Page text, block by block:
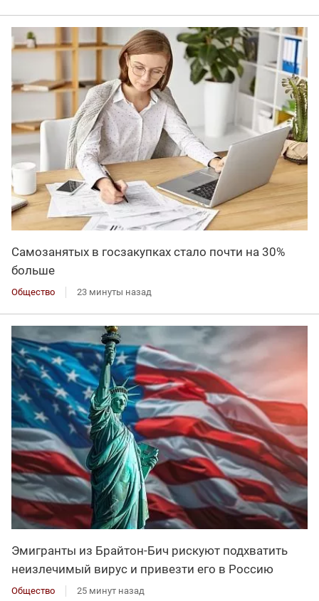
Самозанятых в госзакупках стало почти на 30%
больше
Общество 23 минуты назад
Эмигранты из Брайтон-Бич рискуют подхватить
неизлечимый вирус и привезти его в Россию
Общество 25 минут назад